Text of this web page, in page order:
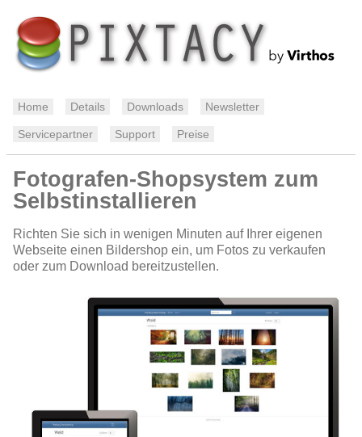
Home Details Downloads Newsletter
Servicepartner Support Preise
Fotografen-Shopsystem zum
Selbstinstallieren
Richten Sie sich in wenigen Minuten auf Ihrer eigenen
Webseite einen Bildershop ein, um Fotos zu verkaufen
oder zum Download bereitzustellen.